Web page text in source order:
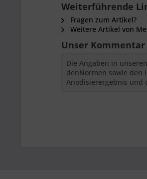
Weiterführende
Fragen zum Artikel?
Weitere Artikel von
Unser Kommentar
Die Angaben in
denNormen sowie den
Anodisierergebnis und